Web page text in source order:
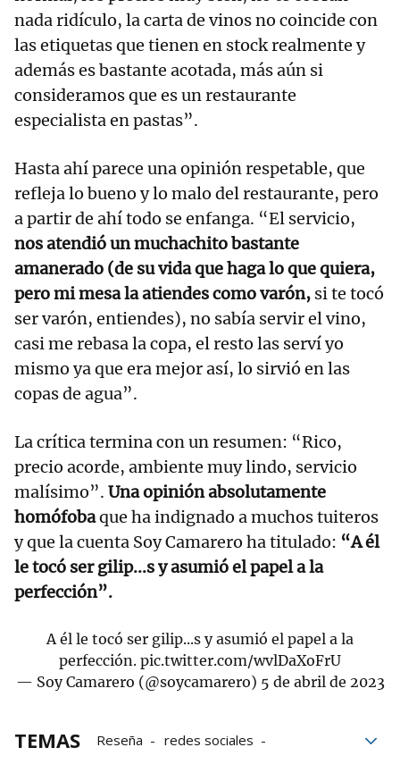
nada ridículo, la carta de vinos no coincide con
las etiquetas que tienen en stock realmente y
además es bastante acotada, más aún si
consideramos que es un restaurante
especialista en pastas”.
Hasta ahí parece una opinión respetable, que
refleja lo bueno y lo malo del restaurante, pero
a partir de ahí todo se enfanga. “El servicio,
nos atendió un muchachito bastante
amanerado (de su vida que haga lo que quiera,
pero mi mesa la atiendes como varón, si te tocó
ser varón, entiendes), no sabía servir el vino,
casi me rebasa la copa, el resto las serví yo
mismo ya que era mejor así, lo sirvió en las
copas de agua”.
La crítica termina con un resumen: “Rico,
precio acorde, ambiente muy lindo, servicio
malísimo”. Una opinión absolutamente
homófobaque ha indignado a muchos tuiteros
y que la cuenta Soy Camarero ha titulado: “A él
le tocó ser gilip...s y asumió el papel a la
perfección”.
A él le tocó ser gilip...s y asumió el papel a la
perfección. pic.twitter.com/wvlDaXoFrU
— Soy Camarero (@soycamarero) 5 de abril de 2023
TEMAS Reseña
redes sociales